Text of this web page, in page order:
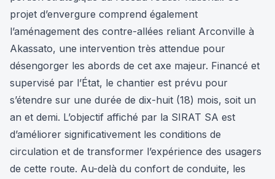
projet d’envergure comprend également
l’aménagement des contre-allées reliant Arconville à
Akassato, une intervention très attendue pour
désengorger les abords de cet axe majeur. Financé et
supervisé par l’État, le chantier est prévu pour
s’étendre sur une durée de dix-huit (18) mois, soit un
an et demi. L’objectif affiché par la SIRAT SA est
d’améliorer significativement les conditions de
circulation et de transformer l’expérience des usagers
de cette route. Au-delà du confort de conduite, les